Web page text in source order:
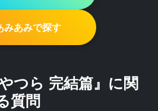
みあみで探す
つら 完結篇』に関
質問